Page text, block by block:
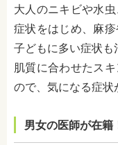
大人のニキビや水
症状をはじめ、麻
子どもに多い症状も
肌質に合わせたス
ので、気になる症状
男女の医師が在籍